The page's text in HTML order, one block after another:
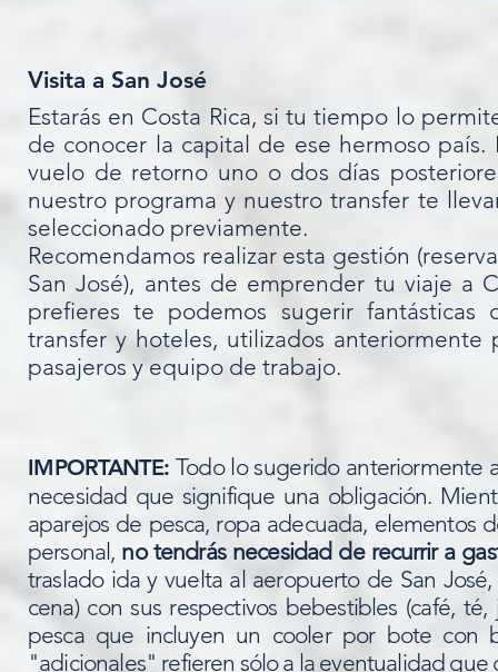
Visita a San José
Estarás en Costa Rica, si tu tiempo lo
de conocer la capital de ese hermoso país.
vuelo de retorno uno o dos días
nuestro programa y nuestro transfer te
seleccionado previamente.
Recomendamos realizar esta gestión
San José), antes de emprender tu viaje a
prefieres te podemos sugerir fantásticas
transfer y hoteles, utilizados anteriormente
pasajeros y equipo de trabajo.
IMPORTANTE: Todo lo sugerido anteriormente
necesidad que signifique una obligación.
aparejos de pesca, ropa adecuada, elementos
personal, no tendrás necesidad de recurrira
traslado ida y vuelta al aeropuerto de San
cena) con sus respectivos bebestibles (café,
pesca que incluyen un cooler por bote con
"adicionales" refieren sólo a la eventualidad que